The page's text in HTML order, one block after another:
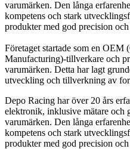
varumärken. Den långa
kompetens och stark
produkter med god precision
Företaget startade som en OEM
Manufacturing)-tillverkare och
varumärken. Detta har lagt
utveckling och tillverkning av
Depo Racing har över 20 års
elektronik, inklusive mätare och
varumärken. Den långa
kompetens och stark
produkter med god precision